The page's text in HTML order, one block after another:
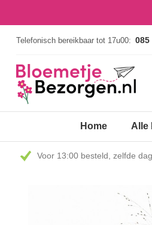
Telefonisch bereikbaar tot 17u00: 085
Home Alle
Voor 13:00 besteld, zelfde